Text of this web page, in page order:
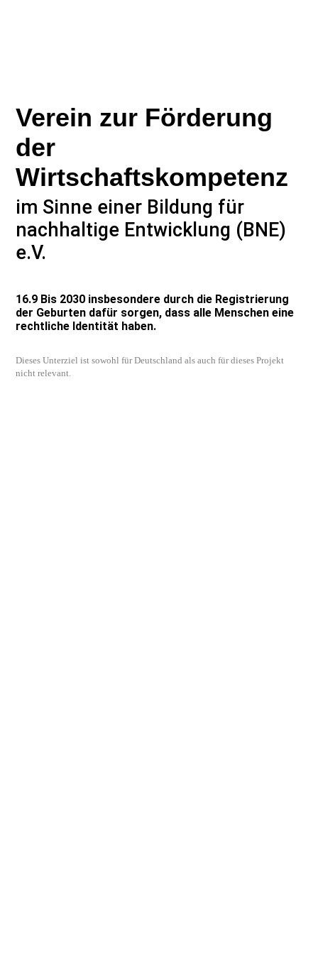
Verein zur Förderung
der
Wirtschaftskompetenz
im Sinne einer Bildung für
nachhaltige Entwicklung (BNE)
e.V.
16.9 Bis 2030 insbesondere durch die Registrierung
der Geburten dafür sorgen, dass alle Menschen eine
rechtliche Identität haben.
Dieses Unterziel ist sowohl für Deutschland als auch für dieses Projekt
nicht relevant.